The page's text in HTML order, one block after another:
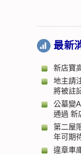
最新
新店寶
地主請
將被註
公墓變
通過 新
第二屋
年可期
違章車